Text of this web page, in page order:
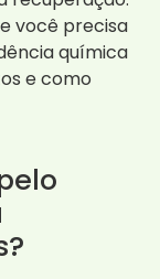
você precisa
química
e como